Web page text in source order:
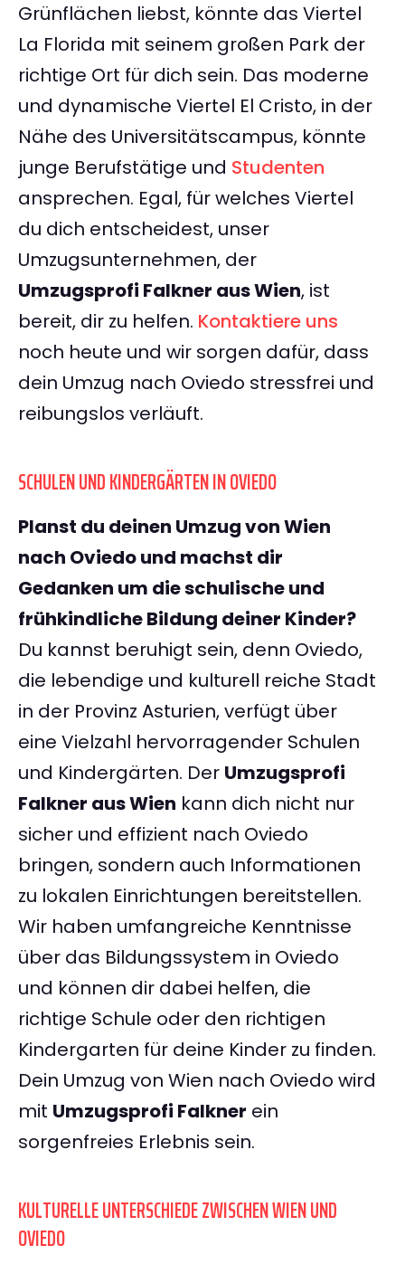
Grünflächen liebst, könnte das Viertel
La Florida mit seinem großen Park der
richtige Ort für dich sein. Das moderne
und dynamische Viertel El Cristo, in der
Nähe des Universitätscampus, könnte
junge Berufstätige und Studenten
ansprechen. Egal, für welches Viertel
du dich entscheidest, unser
Umzugsunternehmen, der
Umzugsprofi Falkner aus Wien, ist
bereit, dir zu helfen. Kontaktiere uns
noch heute und wir sorgen dafür, dass
dein Umzug nach Oviedo stressfrei und
reibungslos verläuft.
SCHULEN UND KINDERGÄRTEN IN OVIEDO
Planst du deinen Umzug von Wien
nach Oviedo und machst dir
Gedanken um die schulische und
frühkindliche Bildung deiner Kinder?
Du kannst beruhigt sein, denn Oviedo,
die lebendige und kulturell reiche Stadt
in der Provinz Asturien, verfügt über
eine Vielzahl hervorragender Schulen
und Kindergärten. Der Umzugsprofi
Falkner aus Wien kann dich nicht nur
sicher und effizient nach Oviedo
bringen, sondern auch Informationen
zu lokalen Einrichtungen bereitstellen.
Wir haben umfangreiche Kenntnisse
über das Bildungssystem in Oviedo
und können dir dabei helfen, die
richtige Schule oder den richtigen
Kindergarten für deine Kinder zu finden.
Dein Umzug von Wien nach Oviedo wird
mit Umzugsprofi Falkner ein
sorgenfreies Erlebnis sein.
KULTURELLE UNTERSCHIEDE ZWISCHEN WIEN UND
OVIEDO